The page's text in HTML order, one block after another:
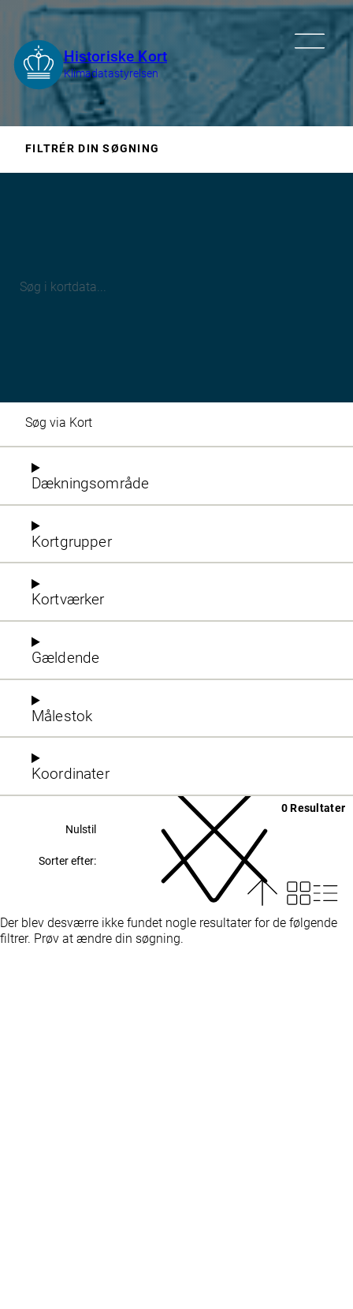
FILTRÉR DIN SØGNING
Søg via Kort
Dækningsområde
Kortgrupper
Kortværker
Gældende
Målestok
Koordinater
0 Resultater
Nulstil
Sorter efter:
Der blev desværre ikke fundet nogle resultater for de følgende
filtrer. Prøv at ændre din søgning.